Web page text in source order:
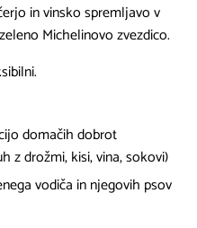
in vinsko spremljavo v
Michelinovo zvezdico.
domačih dobrot
z drožmi, kisi, vina, sokovi)
vodiča in njegovih psov